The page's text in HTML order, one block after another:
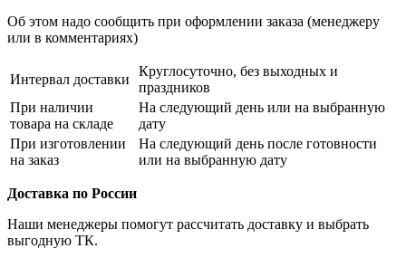
Об этом надо сообщить при оформлении заказа (менеджеру
или в комментариях)
Интервал доставки
Круглосуточно, без выходных и
праздников
При наличии
товара на складе
На следующий день или на выбранную
дату
При изготовлении
на заказ
На следующий день после готовности
или на выбранную дату
Доставка по России
Наши менеджеры помогут рассчитать доставку и выбрать
выгодную ТК.